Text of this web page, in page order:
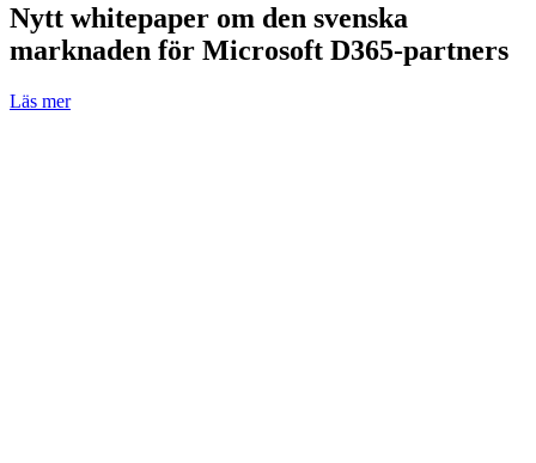
Nytt whitepaper om den svenska
marknaden för Microsoft D365-partners
Läs mer